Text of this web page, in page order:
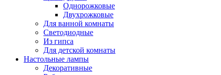
Однорожковые
Двухрожковые
Для ванной комнаты
Светодиодные
Из гипса
Для детской комнаты
Настольные лампы
Декоративные